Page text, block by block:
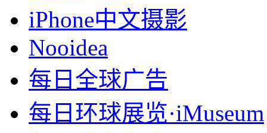
iPhone中文摄影
Nooidea
每日全球广告
每日环球展览·iMuseum